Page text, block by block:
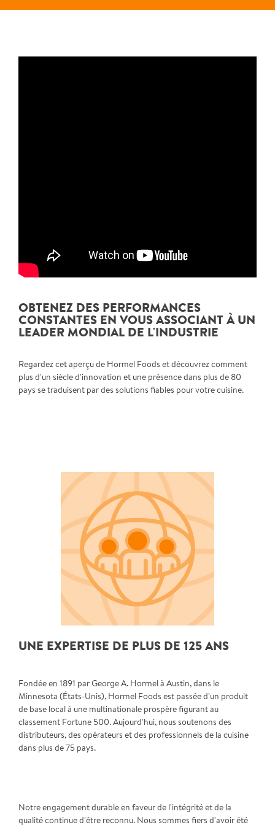
OBTENEZ DES PERFORMANCES
CONSTANTES EN VOUS ASSOCIANT À UN
LEADER MONDIAL DE L'INDUSTRIE
Regardez cet aperçu de Hormel Foods et découvrez comment
plus d'un siècle d'innovation et une présence dans plus de 80
pays se traduisent par des solutions fiables pour votre cuisine.
UNE EXPERTISE DE PLUS DE 125 ANS
Fondée en 1891 par George A. Hormel à Austin, dans le
Minnesota (États-Unis), Hormel Foods est passée d'un produit
de base local à une multinationale prospère figurant au
classement Fortune 500. Aujourd'hui, nous soutenons des
distributeurs, des opérateurs et des professionnels de la cuisine
dans plus de 75 pays.
Notre engagement durable en faveur de l'intégrité et de la
qualité continue d'être reconnu. Nous sommes fiers d'avoir été